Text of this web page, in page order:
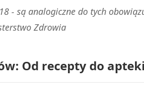
- są analogiczne do tych
Zdrowia
Od recepty do